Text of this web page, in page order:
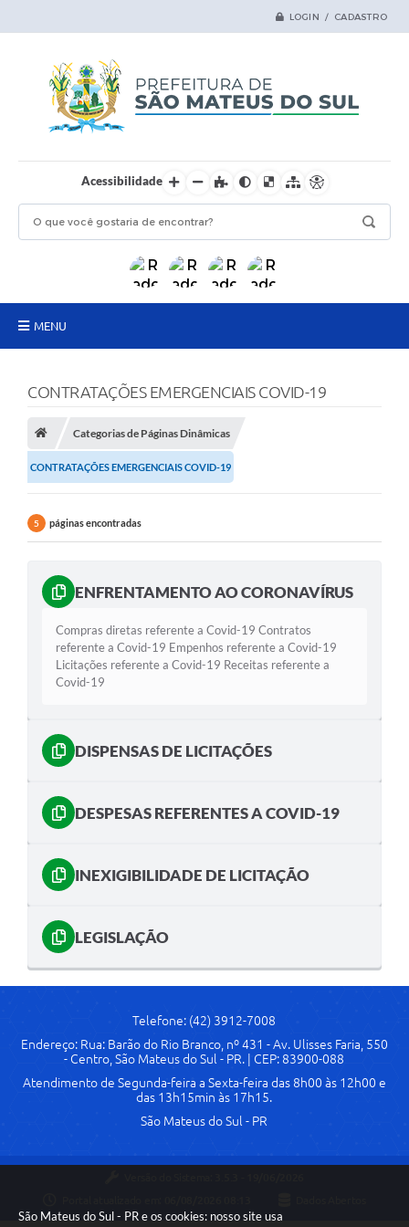
São Mateus do Sul - PR e os cookies: nosso site usa
LOGIN / CADASTRO
Acessibilidade
MENU
Samas Digital
A Cidade
Transparência
Ouvidoria
Editais
PSS Unificado 2025
PROGRAMA DE INCUBAÇÃO DA INCUBADORA DE STARTUPS
INOVA_SÃO MATEUS DO SUL
Solicitação de Remoção 2025/2026: Instituições Escolares
Chamamento Público para Artistas Locais
Projeto Nascente Viva
Agência do Trabalhador
Previdência Complementar
Cadastro para Castração
Telefones Prefeitura Municipal
Telefones Postos de Saúde
CONTRATAÇÕES EMERGENCIAIS COVID-19
Categorias de Páginas Dinâmicas
CONTRATAÇÕES EMERGENCIAIS COVID-19
5 páginas encontradas
ENFRENTAMENTO AO CORONAVÍRUS
Compras diretas referente a Covid-19 Contratos
referente a Covid-19 Empenhos referente a Covid-19
Licitações referente a Covid-19 Receitas referente a
Covid-19
DISPENSAS DE LICITAÇÕES
DESPESAS REFERENTES A COVID-19
INEXIGIBILIDADE DE LICITAÇÃO
LEGISLAÇÃO
Telefone: (42) 3912-7008
Endereço: Rua: Barão do Rio Branco, nº 431 - Av. Ulisses Faria, 550
- Centro, São Mateus do Sul - PR. | CEP: 83900-088
Atendimento de Segunda-feira a Sexta-feira das 8h00 às 12h00 e
das 13h15min às 17h15.
São Mateus do Sul - PR